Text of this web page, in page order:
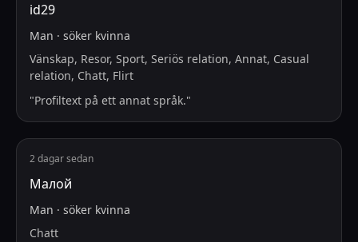
id29
Man · söker kvinna
Vänskap, Resor, Sport, Seriös relation, Annat, Casual
relation, Chatt, Flirt
"Profiltext på ett annat språk."
2 dagar sedan
Малой
Man · söker kvinna
Chatt